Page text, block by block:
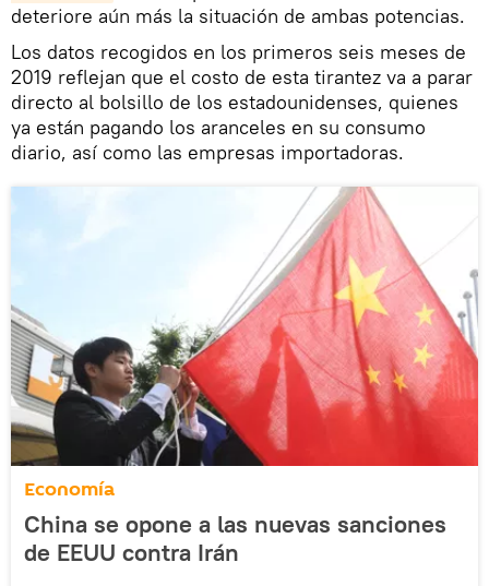
deteriore aún más la situación de ambas potencias.
Los datos recogidos en los primeros seis meses de
2019 reflejan que el costo de esta tirantez va a parar
directo al bolsillo de los estadounidenses, quienes
ya están pagando los aranceles en su consumo
diario, así como las empresas importadoras.
Economía
China se opone a las nuevas sanciones
de EEUU contra Irán